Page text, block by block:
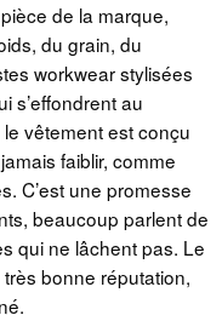
de la marque,
du grain, du
workwear stylisées
s’effondrent au
vêtement est conçu
faiblir, comme
C’est une promesse
beaucoup parlent de
qui ne lâchent pas. Le
bonne réputation,